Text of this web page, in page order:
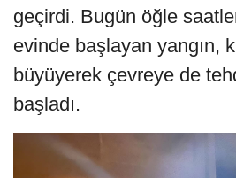
geçirdi. Bugün öğle
evinde başlayan yangın,
büyüyerek çevreye de
başladı.